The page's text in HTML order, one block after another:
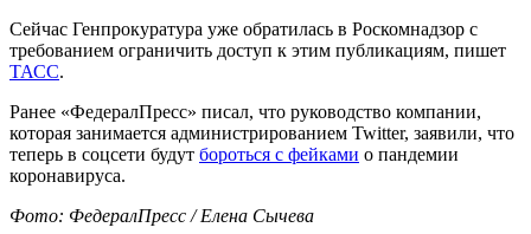
Сейчас Генпрокуратура уже обратилась в Роскомнадзор с
требованием ограничить доступ к этим публикациям, пишет
ТАСС.
Ранее «ФедералПресс» писал, что руководство компании,
которая занимается администрированием Twitter, заявили, что
теперь в соцсети будут бороться с фейками о пандемии
коронавируса.
Фото: ФедералПресс / Елена Сычева